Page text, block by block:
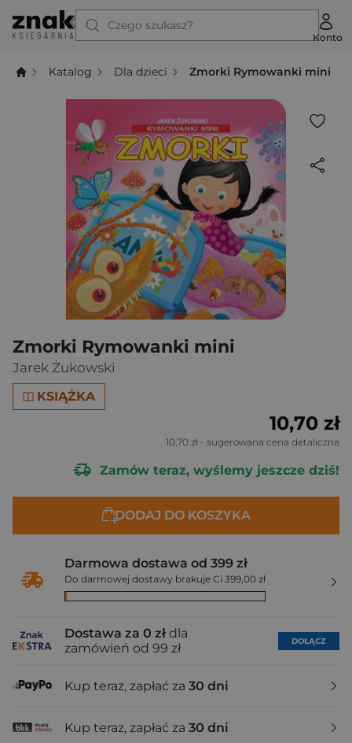
Czego szukasz?
Konto
Katalog Dla dzieci Zmorki Rymowanki mini
Zmorki Rymowanki mini
Jarek Żukowski
KSIĄŻKA
10,70 zł
10,70 zł - sugerowana cena detaliczna
Zamów teraz, wyślemy jeszcze dziś!
DODAJ DO KOSZYKA
Darmowa dostawa od 399 zł
Do darmowej dostawy brakuje Ci 399,00 zł
Dostawa za 0 zł dla
zamówień od 99 zł
DOŁĄCZ
Kup teraz, zapłać za 30 dni
Kup teraz, zapłać za 30 dni